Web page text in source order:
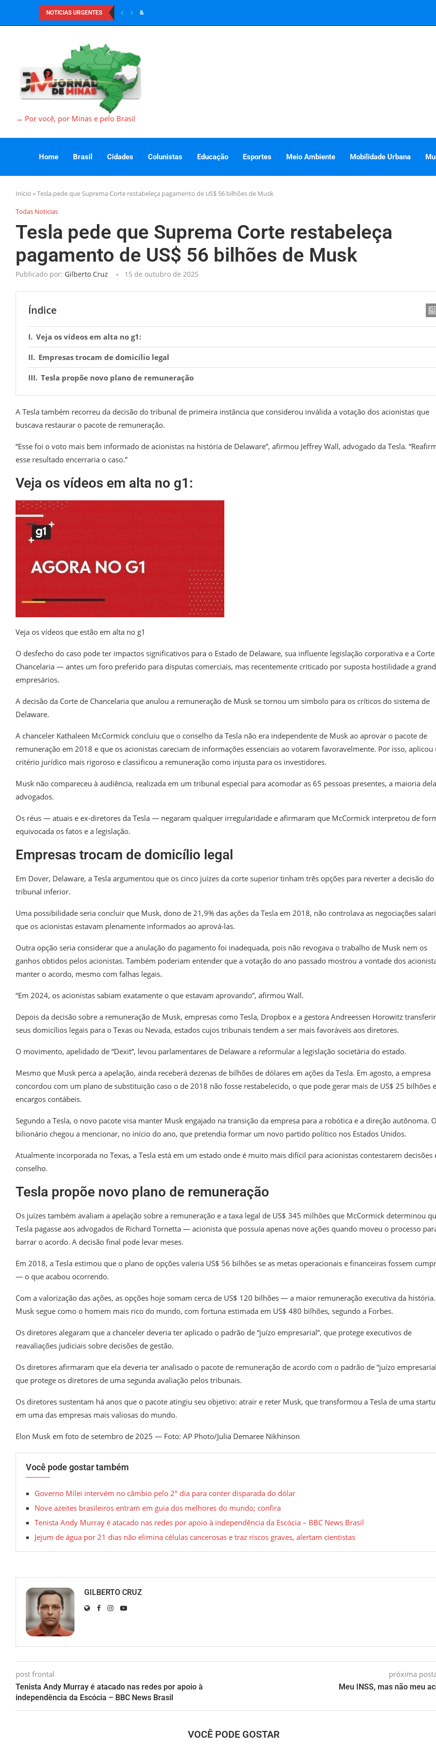
NOTICIAS URGENTES &
→ Por você, por Minas e pelo Brasil
Home Brasil Cidades Colunistas Educação Esportes Meio Ambiente Mobilidade Urbana
Início »Tesla pede que Suprema Corte restabeleça pagamento de US$ 56 bilhões de Musk
Todas Noticias
Tesla pede que Suprema Corte restabeleça
pagamento de US$ 56 bilhões de Musk
Publicado por: Gilberto Cruz 15 de outubro de 2025
Índice
Veja os vídeos em alta no g1:
Empresas trocam de domicílio legal
Tesla propõe novo plano de remuneração
A Tesla também recorreu da decisão do tribunal de primeira instância que considerou inválida a votação dos acionistas que
buscava restaurar o pacote de remuneração.
“Esse foi o voto mais bem informado de acionistas na história de Delaware”, afirmou Jeffrey Wall, advogado da Tesla.
esse resultado encerraria o caso.”
Veja os vídeos em alta no g1:
Veja os vídeos que estão em alta no g1
O desfecho do caso pode ter impactos significativos para o Estado de Delaware, sua influente legislação corporativa e a
Chancelaria — antes um foro preferido para disputas comerciais, mas recentemente criticado por suposta hostilidade a
empresários.
A decisão da Corte de Chancelaria que anulou a remuneração de Musk se tornou um símbolo para os críticos do sistema de
Delaware.
A chanceler Kathaleen McCormick concluiu que o conselho da Tesla não era independente de Musk ao aprovar o pacote de
remuneração em 2018 e que os acionistas careciam de informações essenciais ao votarem favoravelmente. Por isso, aplicou
critério jurídico mais rigoroso e classificou a remuneração como injusta para os investidores.
Musk não compareceu à audiência, realizada em um tribunal especial para acomodar as 65 pessoas presentes, a maioria
advogados.
Os réus — atuais e ex-diretores da Tesla — negaram qualquer irregularidade e afirmaram que McCormick interpretou de
equivocada os fatos e a legislação.
Empresas trocam de domicílio legal
Em Dover, Delaware, a Tesla argumentou que os cinco juízes da corte superior tinham três opções para reverter a decisão do
tribunal inferior.
Uma possibilidade seria concluir que Musk, dono de 21,9% das ações da Tesla em 2018, não controlava as negociações
que os acionistas estavam plenamente informados ao aprová-las.
Outra opção seria considerar que a anulação do pagamento foi inadequada, pois não revogava o trabalho de Musk nem os
ganhos obtidos pelos acionistas. Também poderiam entender que a votação do ano passado mostrou a vontade dos
manter o acordo, mesmo com falhas legais.
“Em 2024, os acionistas sabiam exatamente o que estavam aprovando”, afirmou Wall.
Depois da decisão sobre a remuneração de Musk, empresas como Tesla, Dropbox e a gestora Andreessen Horowitz
seus domicílios legais para o Texas ou Nevada, estados cujos tribunais tendem a ser mais favoráveis aos diretores.
O movimento, apelidado de “Dexit”, levou parlamentares de Delaware a reformular a legislação societária do estado.
Mesmo que Musk perca a apelação, ainda receberá dezenas de bilhões de dólares em ações da Tesla. Em agosto, a empresa
concordou com um plano de substituição caso o de 2018 não fosse restabelecido, o que pode gerar mais de US$ 25 bilhões
encargos contábeis.
Segundo a Tesla, o novo pacote visa manter Musk engajado na transição da empresa para a robótica e a direção autônoma. O
bilionário chegou a mencionar, no início do ano, que pretendia formar um novo partido político nos Estados Unidos.
Atualmente incorporada no Texas, a Tesla está em um estado onde é muito mais difícil para acionistas contestarem decisões
conselho.
Tesla propõe novo plano de remuneração
Os juízes também avaliam a apelação sobre a remuneração e a taxa legal de US$ 345 milhões que McCormick determinou
Tesla pagasse aos advogados de Richard Tornetta — acionista que possuía apenas nove ações quando moveu o processo
barrar o acordo. A decisão final pode levar meses.
Em 2018, a Tesla estimou que o plano de opções valeria US$ 56 bilhões se as metas operacionais e financeiras fossem
— o que acabou ocorrendo.
Com a valorização das ações, as opções hoje somam cerca de US$ 120 bilhões — a maior remuneração executiva da história.
Musk segue como o homem mais rico do mundo, com fortuna estimada em US$ 480 bilhões, segundo a Forbes.
Os diretores alegaram que a chanceler deveria ter aplicado o padrão de “juízo empresarial”, que protege executivos de
reavaliações judiciais sobre decisões de gestão.
Os diretores afirmaram que ela deveria ter analisado o pacote de remuneração de acordo com o padrão de “juízo
que protege os diretores de uma segunda avaliação pelos tribunais.
Os diretores sustentam há anos que o pacote atingiu seu objetivo: atrair e reter Musk, que transformou a Tesla de uma
em uma das empresas mais valiosas do mundo.
Elon Musk em foto de setembro de 2025 — Foto: AP Photo/Julia Demaree Nikhinson
Você pode gostar também
Governo Milei intervém no câmbio pelo 2º dia para conter disparada do dólar
Nove azeites brasileiros entram em guia dos melhores do mundo; confira
Tenista Andy Murray é atacado nas redes por apoio à independência da Escócia – BBC News Brasil
Jejum de água por 21 dias não elimina células cancerosas e traz riscos graves, alertam cientistas
GILBERTO CRUZ
post frontal
Tenista Andy Murray é atacado nas redes por apoio à
independência da Escócia – BBC News Brasil
próxima
Meu INSS, mas não meu
VOCÊ PODE GOSTAR